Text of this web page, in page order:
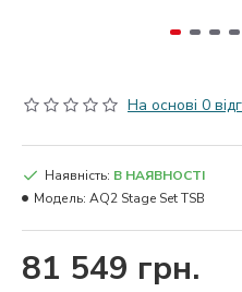
На основі 0
81 549 грн.
Наявність: В НАЯВНОСТІ
Модель: AQ2 Stage Set TSB